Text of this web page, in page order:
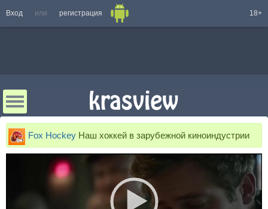
Вход или регистрация 18+
Fox Hockey Наш хоккей в зарубежной киноиндустрии